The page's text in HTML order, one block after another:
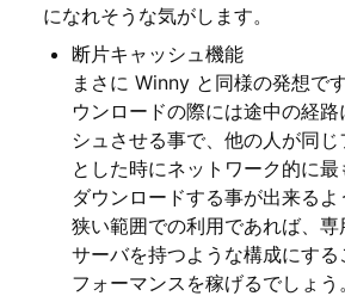
になれそうな気がします。
断片キャッシュ機能
まさに Winny と同様の発想で
ウンロードの際には途中の経
シュさせる事で、他の人が同
とした時にネットワーク的に
ダウンロードする事が出来るよ
狭い範囲での利用であれば、専
サーバを持つような構成にす
フォーマンスを稼げるでしょ